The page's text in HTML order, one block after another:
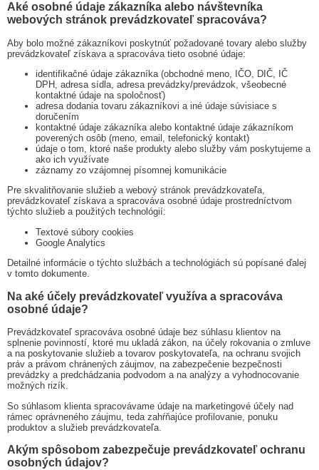
Aké osobné údaje zákazníka alebo návštevníka
webových stránok prevádzkovateľ spracováva?
Aby bolo možné zákazníkovi poskytnúť požadované tovary alebo služby
prevádzkovateľ získava a spracováva tieto osobné údaje:
identifikačné údaje zákazníka (obchodné meno, IČO, DIČ, IČ
DPH, adresa sídla, adresa prevádzky/prevádzok, všeobecné
kontaktné údaje na spoločnosť)
adresa dodania tovaru zákazníkovi a iné údaje súvisiace s
doručením
kontaktné údaje zákazníka alebo kontaktné údaje zákazníkom
poverených osôb (meno, email, telefonický kontakt)
údaje o tom, ktoré naše produkty alebo služby vám poskytujeme a
ako ich využívate
záznamy zo vzájomnej písomnej komunikácie
Pre skvalitňovanie služieb a webový stránok prevádzkovateľa,
prevádzkovateľ získava a spracováva osobné údaje prostredníctvom
týchto služieb a použitých technológií:
Textové súbory cookies
Google Analytics
Detailné informácie o týchto službách a technológiách sú popísané ďalej
v tomto dokumente.
Na aké účely prevádzkovateľ využíva a spracováva
osobné údaje?
Prevádzkovateľ spracováva osobné údaje bez súhlasu klientov na
splnenie povinností, ktoré mu ukladá zákon, na účely rokovania o zmluve
a na poskytovanie služieb a tovarov poskytovateľa, na ochranu svojich
práv a právom chránených záujmov, na zabezpečenie bezpečnosti
prevádzky a predchádzania podvodom a na analýzy a vyhodnocovanie
možných rizík.
So súhlasom klienta spracovávame údaje na marketingové účely nad
rámec oprávneného záujmu, teda zahŕňajúce profilovanie, ponuku
produktov a služieb prevádzkovateľa.
Akým spôsobom zabezpečuje prevádzkovateľ ochranu
osobných údajov?